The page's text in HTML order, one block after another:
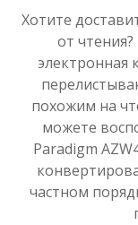
Хотите
от
электронная
похожим на
можете
Paradigm
частном